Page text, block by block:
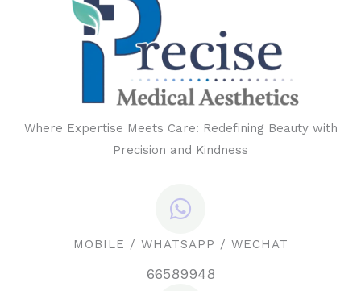
Where Expertise Meets Care: Redefining Beauty with
Precision and Kindness
MOBILE / WHATSAPP / WECHAT
66589948